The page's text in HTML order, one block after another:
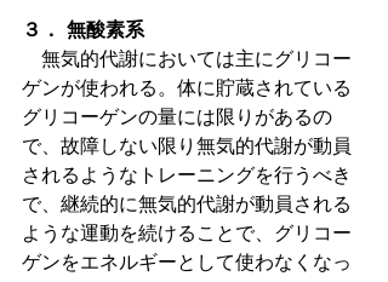
３． 無酸素系
無気的代謝においては主にグリコー
ゲンが使われる。体に貯蔵されている
グリコーゲンの量には限りがあるの
で、故障しない限り無気的代謝が動員
されるようなトレーニングを行うべき
で、継続的に無気的代謝が動員される
ような運動を続けることで、グリコー
ゲンをエネルギーとして使わなくなっ